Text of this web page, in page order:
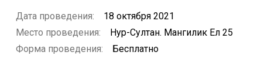
Дата проведения:
18 октября 2021
Место проведения:
Нур-Султан. Мангилик Ел 25
Форма проведения:
Бесплатно